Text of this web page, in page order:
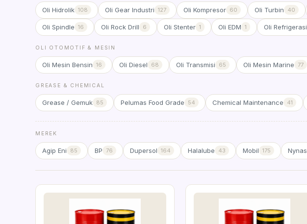
Oli Hidrolik 108 Oli Gear Industri 127 Oli Kompresor 60 Oli Turbin 40
Oli Spindle 16 Oli Rock Drill 6 Oli Stenter 1 Oli EDM 1 Oli Refrigerasi
OLI OTOMOTIF & MESIN
Oli Mesin Bensin 16 Oli Diesel 68 Oli Transmisi 65 Oli Mesin Marine 77
GREASE & CHEMICAL
Grease / Gemuk 85 Pelumas Food Grade 54 Chemical Maintenance 41
MEREK
Agip Eni 85 BP 76 Dupersol 164 Halalube 43 Mobil 175 Nynas